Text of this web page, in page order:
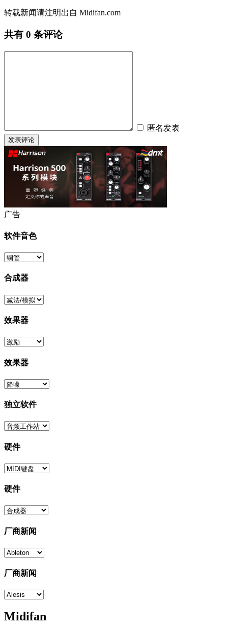
转载新闻请注明出自 Midifan.com
共有 0 条评论
匿名发表
广告
软件音色
合成器
效果器
效果器
独立软件
硬件
硬件
厂商新闻
厂商新闻
Midifan